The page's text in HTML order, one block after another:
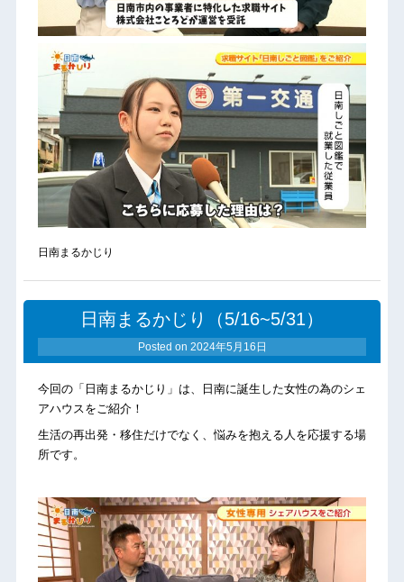
日南まるかじり
日南まるかじり（5/16~5/31）
Posted on 2024年5月16日
今回の「日南まるかじり」は、日南に誕生した女性の為のシェ
アハウスをご紹介！
生活の再出発・移住だけでなく、悩みを抱える人を応援する場
所です。